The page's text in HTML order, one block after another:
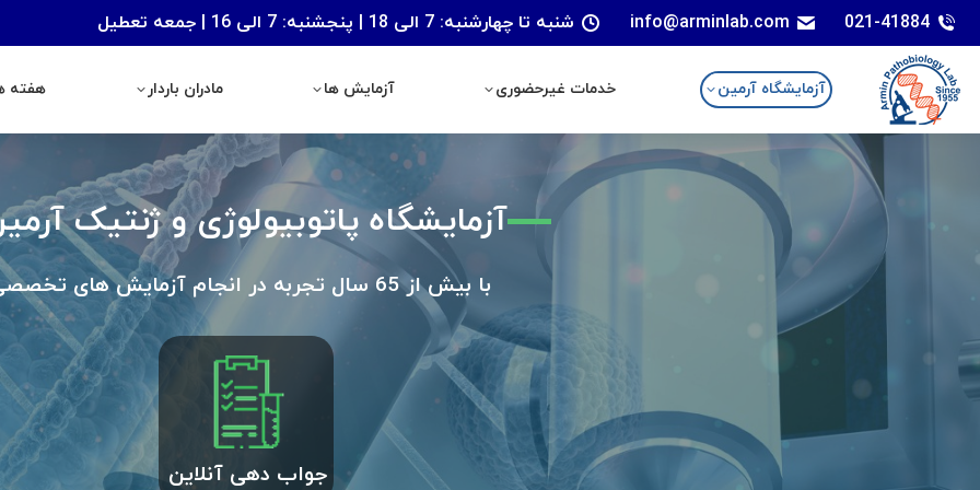
021-41884
info@arminlab.com شنبه تا چهارشنبه: 7 الی 18 | پنجشنبه: 7 الی 16 | جمعه تعطیل
آزمایشگاه آرمین خدمات غیرحضوری آزمایش ها مادران باردار هفته
آزمایشگاه پاتوبیولوژی و ژنتیک
با بیش از 65 سال تجربه در انجام آزمایش های تخصصی
جواب دهی آنلاین
آزمایشگاه آرمین خدمات غیرحضوری آزمایش ها مادران باردار